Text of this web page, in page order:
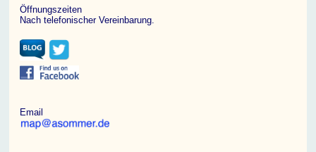
Öffnungszeiten
Nach telefonischer Vereinbarung.
Email